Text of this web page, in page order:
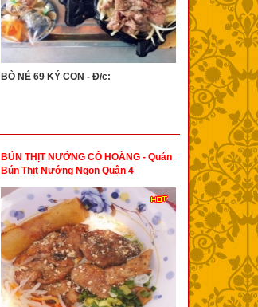
BÒ NÉ 69 KÝ CON - Đ/c:
BÚN THỊT NƯỚNG CÔ HOÀNG - Quán
Bún Thịt Nướng Ngon Quận 4